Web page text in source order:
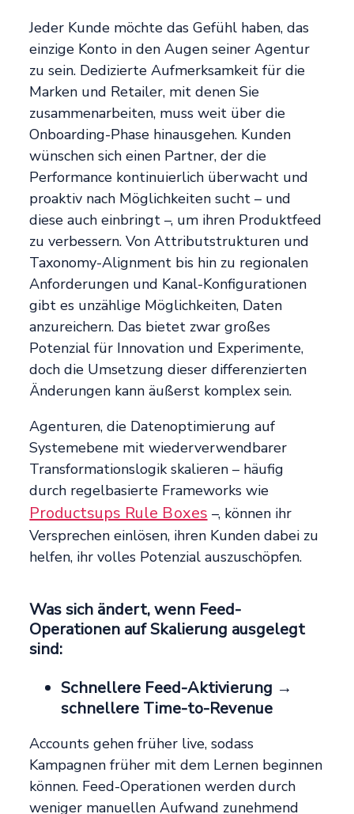
Jeder Kunde möchte das Gefühl haben, das
einzige Konto in den Augen seiner Agentur
zu sein. Dedizierte Aufmerksamkeit für die
Marken und Retailer, mit denen Sie
zusammenarbeiten, muss weit über die
Onboarding-Phase hinausgehen. Kunden
wünschen sich einen Partner, der die
Performance kontinuierlich überwacht und
proaktiv nach Möglichkeiten sucht – und
diese auch einbringt –, um ihren Produktfeed
zu verbessern. Von Attributstrukturen und
Taxonomy-Alignment bis hin zu regionalen
Anforderungen und Kanal-Konfigurationen
gibt es unzählige Möglichkeiten, Daten
anzureichern. Das bietet zwar großes
Potenzial für Innovation und Experimente,
doch die Umsetzung dieser differenzierten
Änderungen kann äußerst komplex sein.
Agenturen, die Datenoptimierung auf
Systemebene mit wiederverwendbarer
Transformationslogik skalieren – häufig
durch regelbasierte Frameworks wie
Productsups Rule Boxes –, können ihr
Versprechen einlösen, ihren Kunden dabei zu
helfen, ihr volles Potenzial auszuschöpfen.
Was sich ändert, wenn Feed-
Operationen auf Skalierung ausgelegt
sind:
Schnellere Feed-Aktivierung →
schnellere Time-to-Revenue
Accounts gehen früher live, sodass
Kampagnen früher mit dem Lernen beginnen
können. Feed-Operationen werden durch
weniger manuellen Aufwand zunehmend